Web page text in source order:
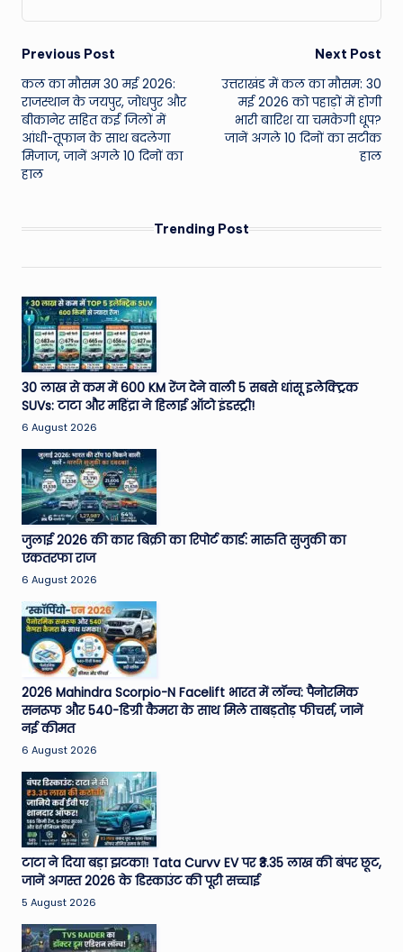
Post
navigation
Previous Post
कल का मौसम 30 मई 2026:
राजस्थान के जयपुर, जोधपुर और
बीकानेर सहित कई जिलों में
आंधी-तूफान के साथ बदलेगा
मिजाज, जानें अगले 10 दिनों का
हाल
Next Post
उत्तराखंड में कल का मौसम: 30
मई 2026 को पहाड़ों में होगी
भारी बारिश या चमकेगी धूप?
जानें अगले 10 दिनों का सटीक
हाल
Trending Post
30 लाख से कम में 600 KM रेंज देने वाली 5 सबसे धांसू इलेक्ट्रिक
SUVs: टाटा और महिंद्रा ने हिलाई ऑटो इंडस्ट्री!
6 August 2026
जुलाई 2026 की कार बिक्री का रिपोर्ट कार्ड: मारुति सुजुकी का
एकतरफा राज
6 August 2026
2026 Mahindra Scorpio-N Facelift भारत में लॉन्च: पैनोरमिक
सनरूफ और 540-डिग्री कैमरा के साथ मिले ताबड़तोड़ फीचर्स, जानें
नई कीमत
6 August 2026
टाटा ने दिया बड़ा झटका! Tata Curvv EV पर ₹3.35 लाख की बंपर छूट,
जानें अगस्त 2026 के डिस्काउंट की पूरी सच्चाई
5 August 2026